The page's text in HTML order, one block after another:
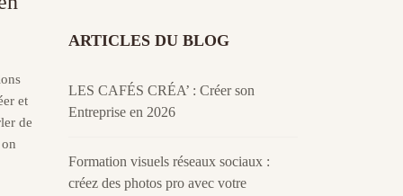
et
de
ARTICLES DU BLOG
LES CAFÉS CRÉA’ : Créer son
Entreprise en 2026
Formation visuels réseaux sociaux :
créez des photos pro avec votre